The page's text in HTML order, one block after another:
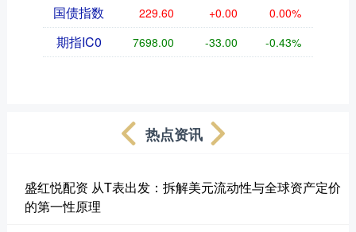
国债指数 229.60 +0.00 0.00%
期指IC0 7698.00 -33.00 -0.43%
热点资讯
盛红悦配资 从T表出发：拆解美元流动性与全球资产定价
的第一性原理